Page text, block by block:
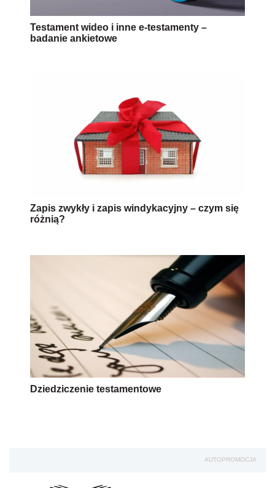
Testament wideo i inne e-testamenty –
badanie ankietowe
Zapis zwykły i zapis windykacyjny – czym się
różnią?
Dziedziczenie testamentowe
AUTOPROMOCJA